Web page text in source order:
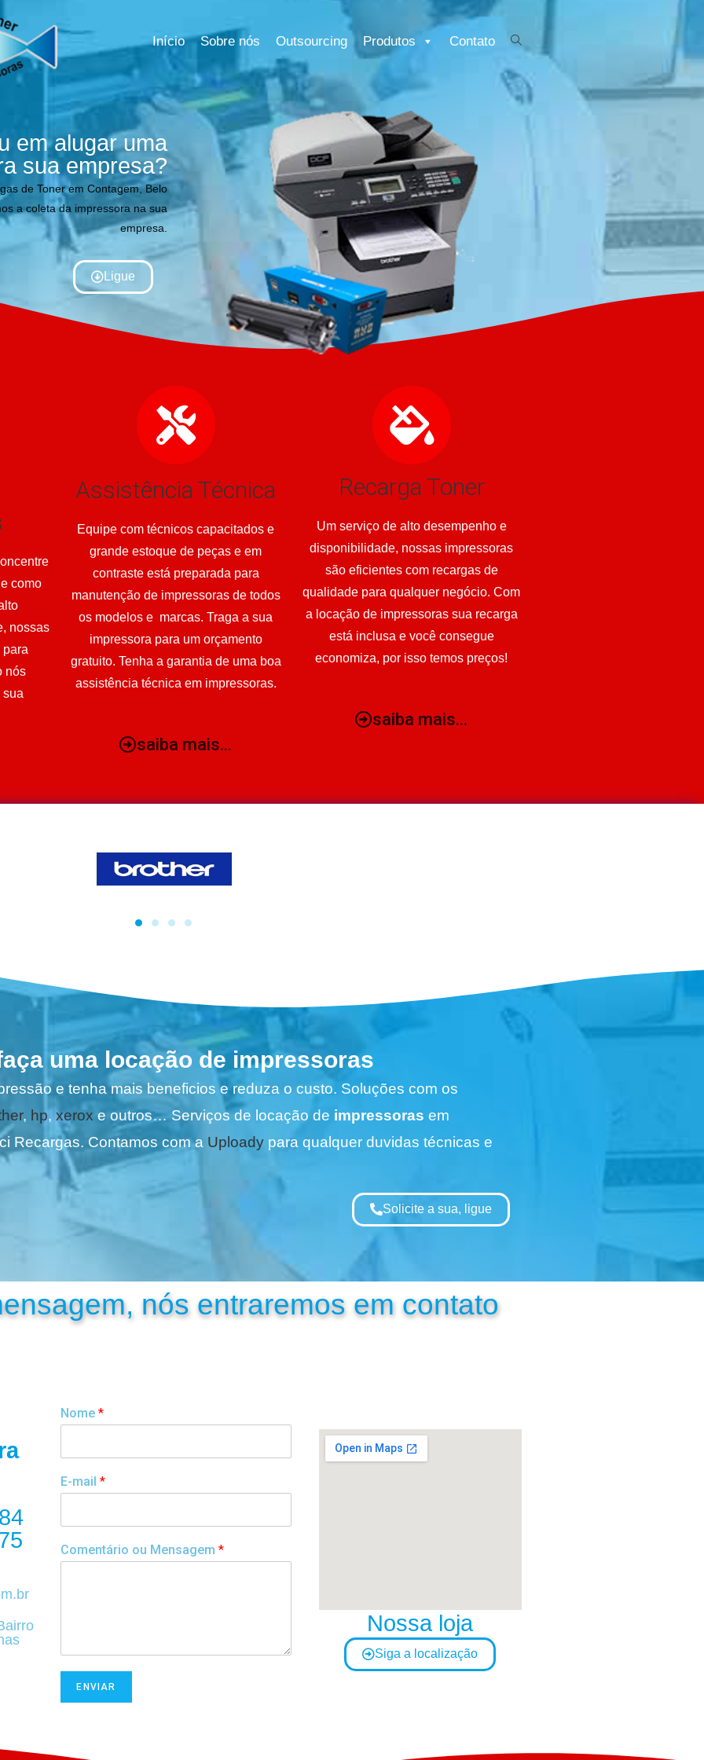
Início Sobre nós Outsourcing Produtos Contato
em alugar uma
sua empresa?
de Toner em Contagem, Belo
a coleta da impressora na sua
empresa.
Ligue
como
nossas
para
nós
sua
Assistência Técnica
Equipe com técnicos capacitados e
grande estoque de peças e em
contraste está preparada para
manutenção de impressoras de todos
os modelos e marcas. Traga a sua
impressora para um orçamento
gratuito. Tenha a garantia de uma boa
assistência técnica em impressoras.
saiba mais...
Recarga Toner
Um serviço de alto desempenho e
disponibilidade, nossas impressoras
são eficientes com recargas de
qualidade para qualquer negócio. Com
a locação de impressoras sua recarga
está inclusa e você consegue
economiza, por isso temos preços!
saiba mais...
uma locação de impressoras
e tenha mais beneficios e reduza o custo. Soluções com os
, hp, xerox e outros… Serviços de locação de impressoras em
Recargas. Contamos com a Uploady para qualquer duvidas técnicas e
Solicite a sua, ligue
nós entraremos em contato
Nome*
E-mail*
Comentário ou Mensagem*
ENVIAR
Nossa loja
Siga a localização